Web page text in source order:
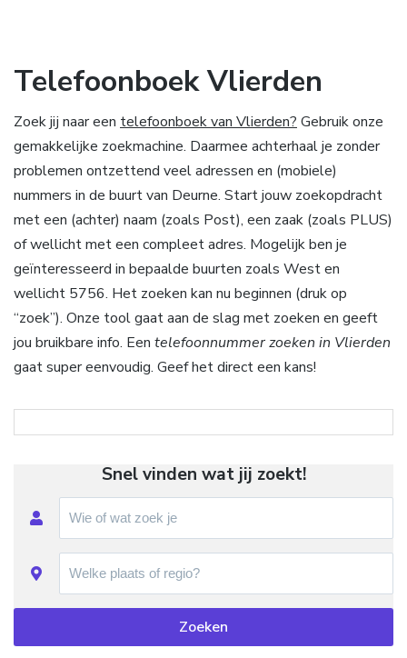
Telefoonboek Vlierden
Zoek jij naar een telefoonboek van Vlierden? Gebruik onze
gemakkelijke zoekmachine. Daarmee achterhaal je zonder
problemen ontzettend veel adressen en (mobiele)
nummers in de buurt van Deurne. Start jouw zoekopdracht
met een (achter) naam (zoals Post), een zaak (zoals PLUS)
of wellicht met een compleet adres. Mogelijk ben je
geïnteresseerd in bepaalde buurten zoals West en
wellicht 5756. Het zoeken kan nu beginnen (druk op
“zoek”). Onze tool gaat aan de slag met zoeken en geeft
jou bruikbare info. Een telefoonnummer zoeken in Vlierden
gaat super eenvoudig. Geef het direct een kans!
Snel vinden wat jij zoekt!